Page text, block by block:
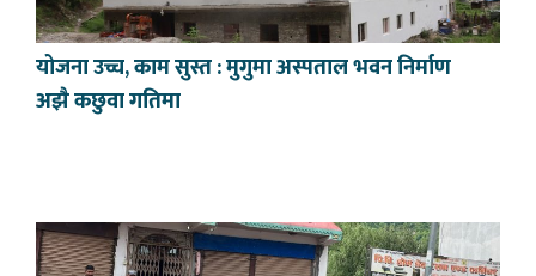
योजना उच्च, काम सुस्त : मुगुमा अस्पताल भवन निर्माण
अझै कछुवा गतिमा